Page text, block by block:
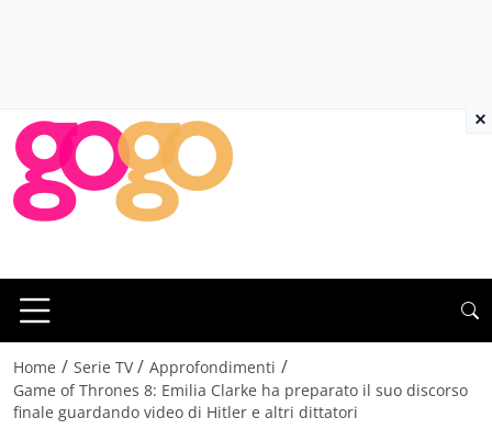
Home / Serie TV / Approfondimenti /
Game of Thrones 8: Emilia Clarke ha preparato il suo discorso
finale guardando video di Hitler e altri dittatori
×